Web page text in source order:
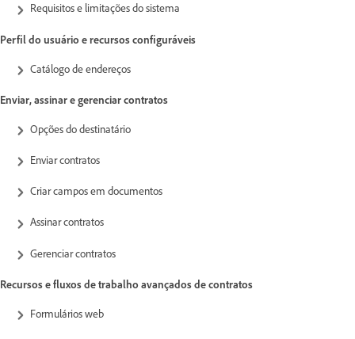
Requisitos e limitações do sistema
Perfil do usuário e recursos configuráveis
Catálogo de endereços
Enviar, assinar e gerenciar contratos
Opções do destinatário
Enviar contratos
Criar campos em documentos
Assinar contratos
Gerenciar contratos
Recursos e fluxos de trabalho avançados de contratos
Formulários web